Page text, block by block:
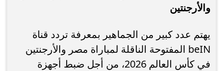
والأرجنتين
يهتم عدد كبير من الجماهير بمعرفة تردد قناة
beIN المفتوحة الناقلة لمباراة مصر والأرجنتين
في كأس العالم 2026، من أجل ضبط أجهزة